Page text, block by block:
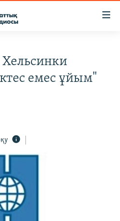
Хельсинки
емес ұйым"